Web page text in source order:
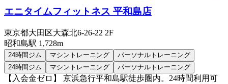
エニタイムフィットネス 平和島店
東京都大田区大森北6-26-22 2F
昭和島駅 1,728m
24時間ジム マシントレーニング
パーソナルトレーニング
24時間ジム
マシントレーニング パーソナルトレーニング
【入会金ゼロ】 京浜急行平和島駅徒歩圏内。24時間利用可